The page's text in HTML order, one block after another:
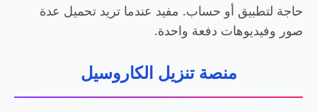
حاجة لتطبيق أو حساب. مفيد عندما تريد تحميل عدة
صور وفيديوهات دفعة واحدة.
منصة تنزيل الكاروسيل